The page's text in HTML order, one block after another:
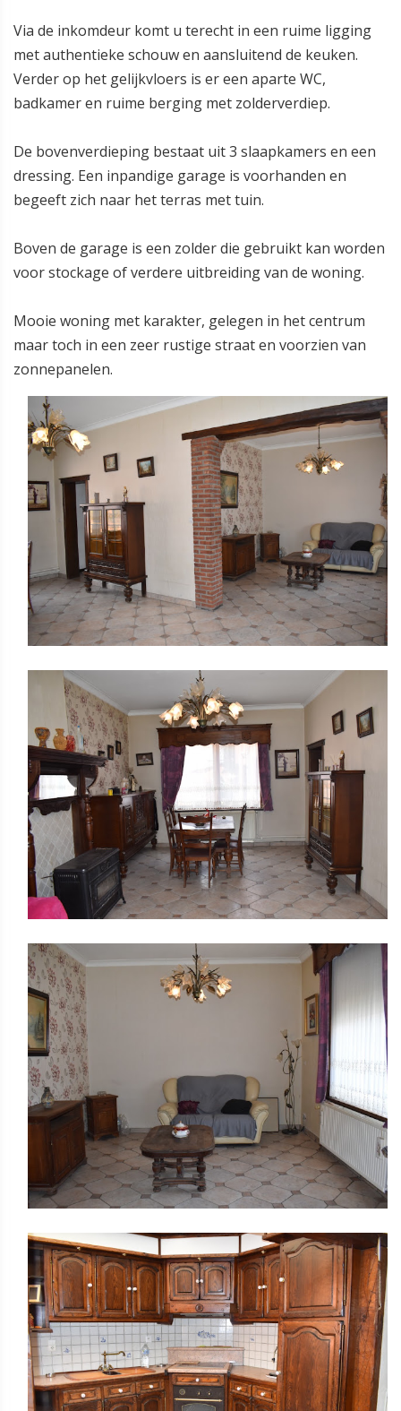
Via de inkomdeur komt u terecht in een ruime ligging
met authentieke schouw en aansluitend de keuken.
Verder op het gelijkvloers is er een aparte WC,
badkamer en ruime berging met zolderverdiep.
De bovenverdieping bestaat uit 3 slaapkamers en een
dressing. Een inpandige garage is voorhanden en
begeeft zich naar het terras met tuin.
Boven de garage is een zolder die gebruikt kan worden
voor stockage of verdere uitbreiding van de woning.
Mooie woning met karakter, gelegen in het centrum
maar toch in een zeer rustige straat en voorzien van
zonnepanelen.